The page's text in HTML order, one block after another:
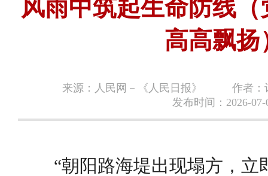
风雨中筑起生命防线
高高飘扬
来源：人民网－《人民日报》 作者：
发布时间：2026-07-
“朝阳路海堤出现塌方，立